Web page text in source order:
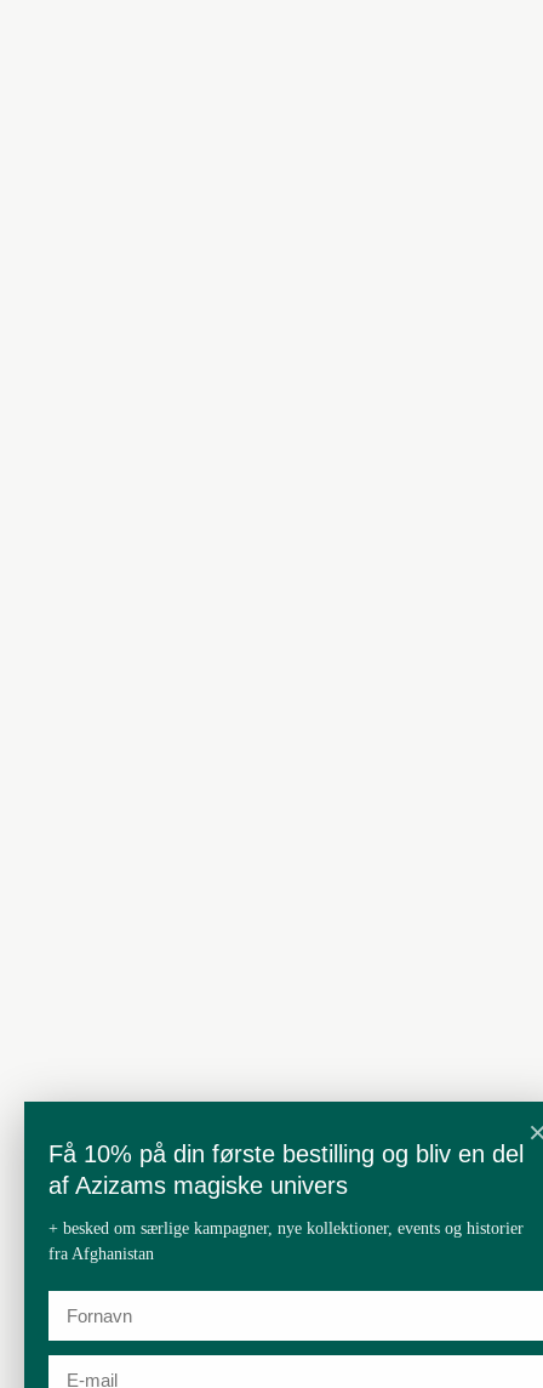
Få 10% på din første bestilling og bliv en del
af Azizams magiske univers
+ besked om særlige kampagner, nye kollektioner, events og historier
fra Afghanistan